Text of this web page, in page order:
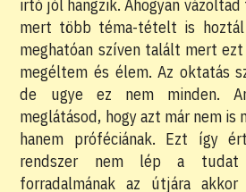
irtó jól hangzik. Ahogyan
mert több téma-tételt is hoztál
meghatóan szíven talált mert
megéltem és élem. Az oktatás
de ugye ez nem minden.
meglátásod, hogy azt már nem is
hanem próféciának. Ezt így
rendszer nem lép a
forradalmának az útjára